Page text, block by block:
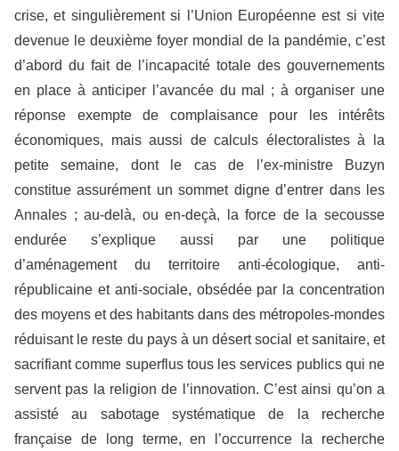
crise, et singulièrement si l’Union Européenne est si vite
devenue le deuxième foyer mondial de la pandémie, c’est
d’abord du fait de l’incapacité totale des gouvernements
en place à anticiper l’avancée du mal ; à organiser une
réponse exempte de complaisance pour les intérêts
économiques, mais aussi de calculs électoralistes à la
petite semaine, dont le cas de l’ex-ministre Buzyn
constitue assurément un sommet digne d’entrer dans les
Annales ; au-delà, ou en-deçà, la force de la secousse
endurée s’explique aussi par une politique
d’aménagement du territoire anti-écologique, anti-
républicaine et anti-sociale, obsédée par la concentration
des moyens et des habitants dans des métropoles-mondes
réduisant le reste du pays à un désert social et sanitaire, et
sacrifiant comme superflus tous les services publics qui ne
servent pas la religion de l’innovation. C’est ainsi qu’on a
assisté au sabotage systématique de la recherche
française de long terme, en l’occurrence la recherche